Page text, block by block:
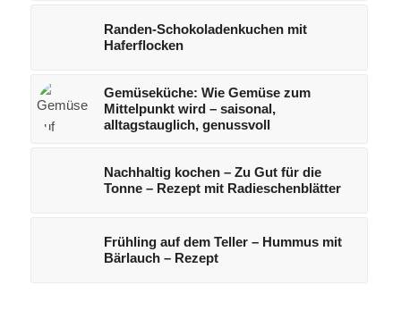
Randen-Schokoladenkuchen mit
Haferflocken
Gemüseküche: Wie Gemüse zum
Mittelpunkt wird – saisonal,
alltagstauglich, genussvoll
Nachhaltig kochen – Zu Gut für die
Tonne – Rezept mit Radieschenblätter
Frühling auf dem Teller – Hummus mit
Bärlauch – Rezept